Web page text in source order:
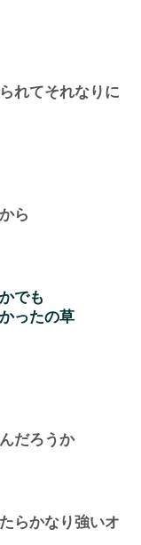
れてそれなりに
ら
でも
ったの草
だろうか
らかなり強いオ